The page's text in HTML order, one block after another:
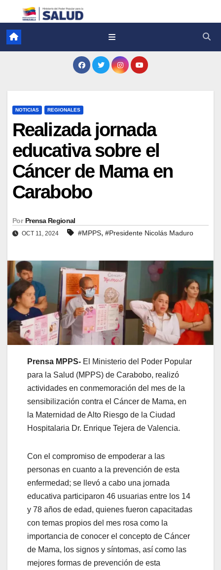
NOTICIAS REGIONALES
Realizada jornada
educativa sobre el
Cáncer de Mama en
Carabobo
Por Prensa Regional
OCT 11, 2024 #MPPS, #Presidente Nicolás Maduro
Prensa MPPS- El Ministerio del Poder Popular
para la Salud (MPPS) de Carabobo, realizó
actividades en conmemoración del mes de la
sensibilización contra el Cáncer de Mama, en
la Maternidad de Alto Riesgo de la Ciudad
Hospitalaria Dr. Enrique Tejera de Valencia.
Con el compromiso de empoderar a las
personas en cuanto a la prevención de esta
enfermedad; se llevó a cabo una jornada
educativa participaron 46 usuarias entre los 14
y 78 años de edad, quienes fueron capacitadas
con temas propios del mes rosa como la
importancia de conocer el concepto de Cáncer
de Mama, los signos y síntomas, así como las
mejores formas de prevención de esta